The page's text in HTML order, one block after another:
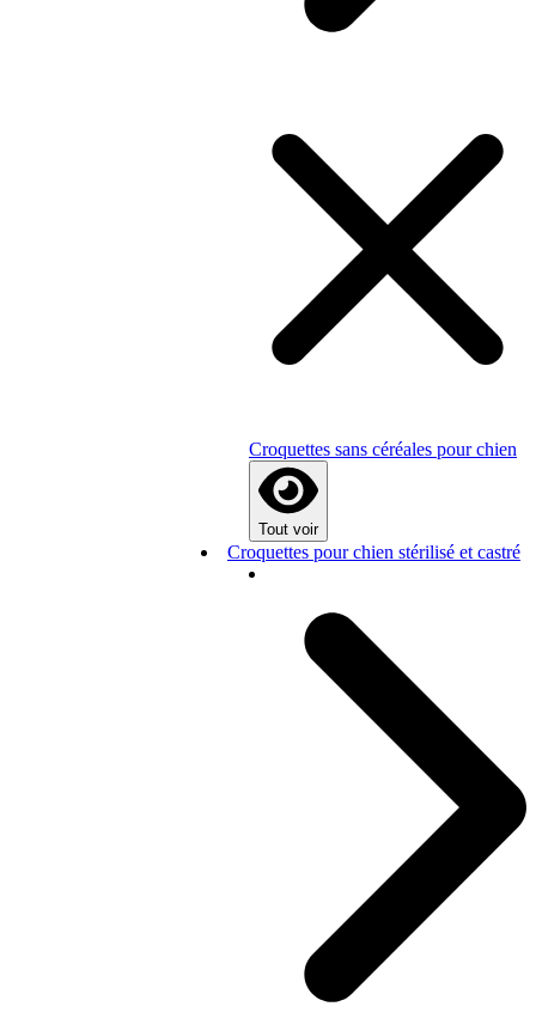
Croquettes sans céréales pour chien
Tout voir
Croquettes pour chien stérilisé et castré